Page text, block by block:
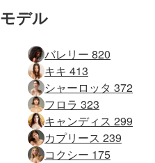
モデル
バレリー 820
キキ 413
シャーロッタ 372
フロラ 323
キャンディス 299
カプリース 239
コクシー 175